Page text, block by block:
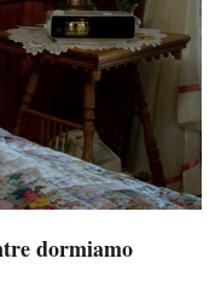
dormiamo